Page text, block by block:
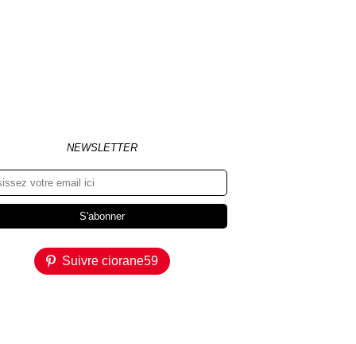
NEWSLETTER
Suivre ciorane59